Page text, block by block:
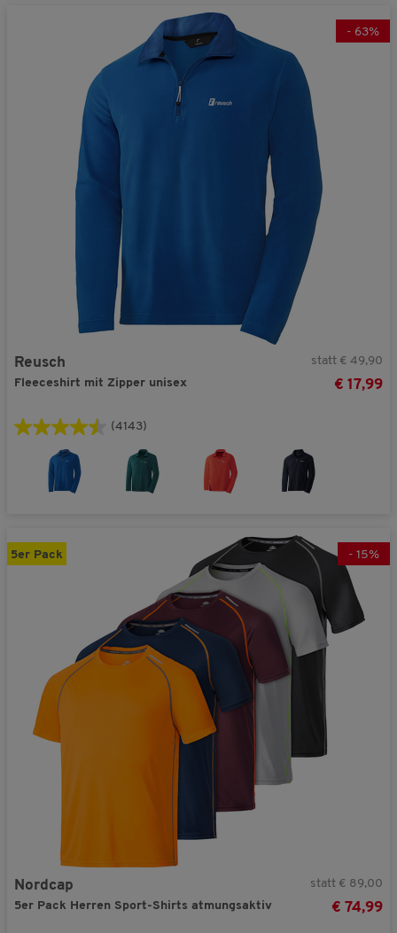
- 63%
Reusch
Fleeceshirt mit Zipper unisex
statt € 49,90
€ 17,99
(4143)
5er Pack - 15%
Nordcap
5er Pack Herren Sport-Shirts atmungsaktiv
statt € 89,00
€ 74,99